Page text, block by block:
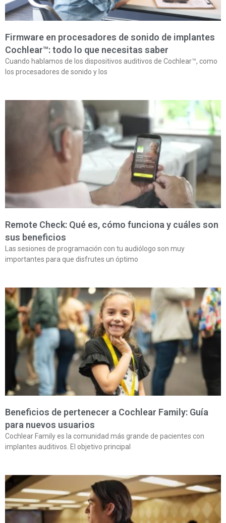
Firmware en procesadores de sonido de implantes
Cochlear™: todo lo que necesitas saber
Cuando hablamos de los dispositivos auditivos de Cochlear™, como
los procesadores de sonido y los
Remote Check: Qué es, cómo funciona y cuáles son
sus beneficios
Las sesiones de programación con tu audiólogo son muy
importantes para que disfrutes un óptimo
Beneficios de pertenecer a Cochlear Family: Guía
para nuevos usuarios
Cochlear Family es la comunidad más grande de pacientes con
implantes auditivos. El objetivo principal